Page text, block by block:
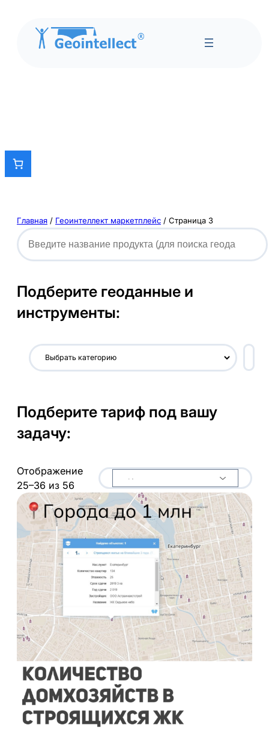
Главная / Геоинтеллект маркетплейс / Страница 3
Подберите геоданные и
инструменты:
В
ы
а
ь
а
т
е
г
о
р
и
ю
Подберите тариф под вашу
задачу:
Отображение
25–36 из 56